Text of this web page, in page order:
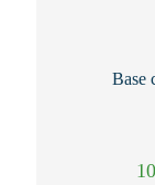
Base